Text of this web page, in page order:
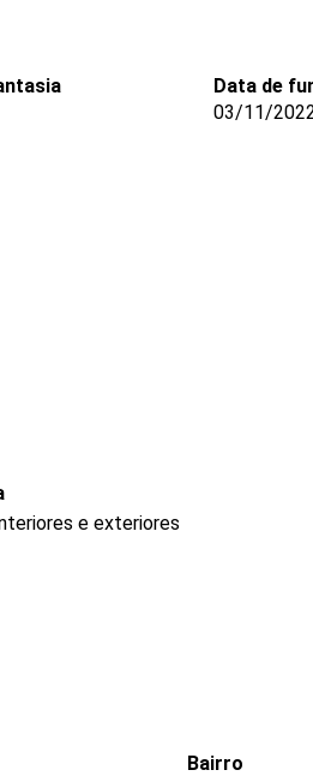
Data de
03/11/
e exteriores
Bairro